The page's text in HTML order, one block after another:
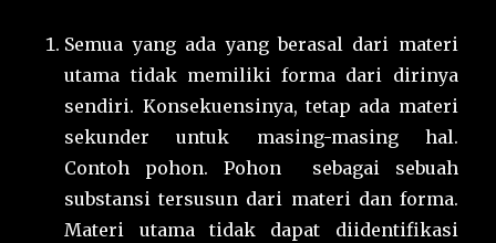
Semua yang ada yang berasal dari materi
utama tidak memiliki forma dari dirinya
sendiri. Konsekuensinya, tetap ada materi
sekunder untuk masing-masing hal.
Contoh pohon. Pohon sebagai sebuah
substansi tersusun dari materi dan forma.
Materi utama tidak dapat diidentifikasi